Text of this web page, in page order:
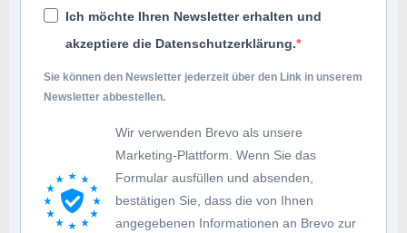
Ich möchte Ihren Newsletter erhalten und
akzeptiere die Datenschutzerklärung.
Sie können den Newsletter jederzeit über den Link in unserem
Newsletter abbestellen.
Wir verwenden Brevo als unsere
Marketing-Plattform. Wenn Sie das
Formular ausfüllen und absenden,
bestätigen Sie, dass die von Ihnen
angegebenen Informationen an Brevo zur